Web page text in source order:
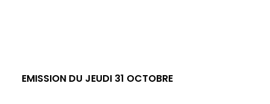
EMISSION DU JEUDI 31 OCTOBRE